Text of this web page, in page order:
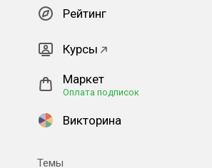
Рейтинг
Курсы
Маркет
Оплата подписок
Викторина
Темы